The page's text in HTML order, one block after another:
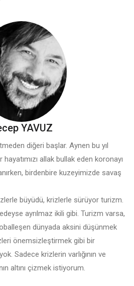
YAVUZ
diğeri başlar. Aynen bu yıl
hayatımızı allak bullak eden koronayı
birdenbire kuzeyimizde savaş
büyüdü, krizlerle sürüyor turizm.
ayrılmaz ikili gibi. Turizm varsa,
dünyada aksini düşünmek
önemsizleştirmek gibi bir
Sadece krizlerin varlığının ve
altını çizmek istiyorum.